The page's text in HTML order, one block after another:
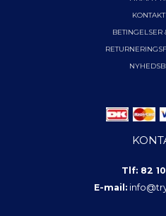
BETINGELSER
Tlf: 82
E-mail: